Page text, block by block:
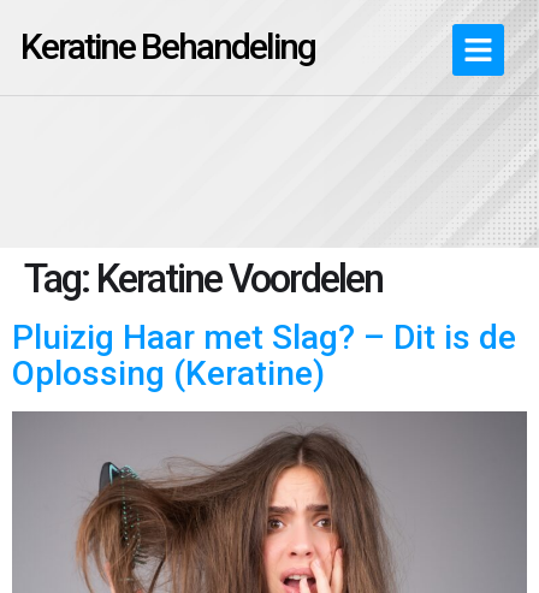
Keratine Behandeling
Tag: Keratine Voordelen
Pluizig Haar met Slag? – Dit is de
Oplossing (Keratine)